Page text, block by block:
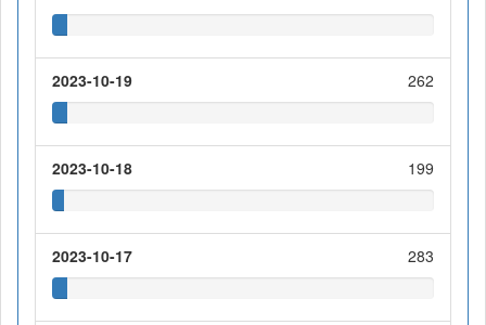
2023-10-19 262
2023-10-18 199
2023-10-17 283